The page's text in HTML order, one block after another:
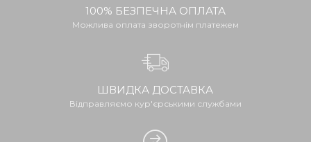
100% БЕЗПЕЧНА ОПЛАТА
Можлива оплата зворотнім платежем
ШВИДКА ДОСТАВКА
Відправляємо кур'єрськими службами